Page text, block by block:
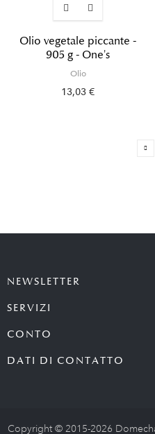
Olio vegetale piccante -
905 g - One's
Olio
13,03 €
NEWSLETTER
SERVIZI
CONTO
DATI DI CONTATTO
Copyright © 2015-2026